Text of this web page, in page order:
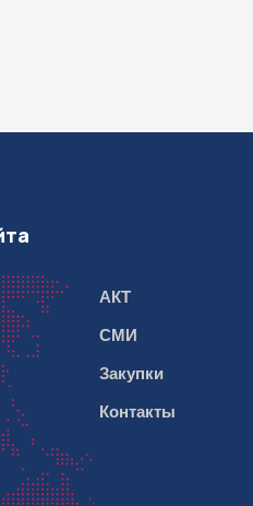
АКТ
СМИ
Закупки
Контакты